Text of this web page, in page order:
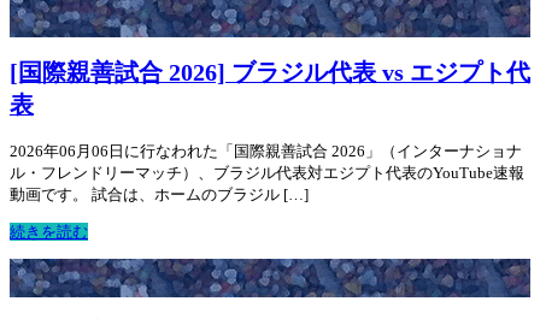
[国際親善試合 2026] ブラジル代表 vs エジプト代
表
2026年06月06日に行なわれた「国際親善試合 2026」（インターナショナ
ル・フレンドリーマッチ）、ブラジル代表対エジプト代表のYouTube速報
動画です。 試合は、ホームのブラジル […]
続きを読む